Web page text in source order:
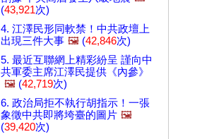
(43,921次)
4. 江澤民形同軟禁！中共政壇上
出現三件大事 🖼️ (42,846次)
5. 最近互聯網上精彩紛呈 謹向中
共軍委主席江澤民提供《內參》
🖼️ (42,719次)
6. 政治局拒不執行胡指示！一張
象徵中共即將垮臺的圖片 🖼️
(39,420次)